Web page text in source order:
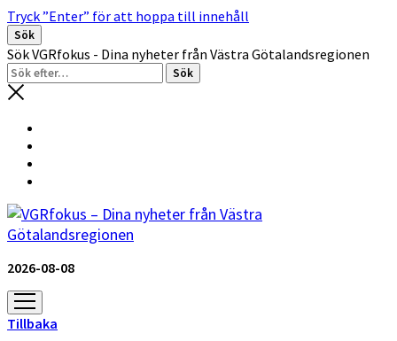
Tryck ”Enter” för att hoppa till innehåll
Sök
Sök VGRfokus - Dina nyheter från Västra Götalandsregionen
2026-08-08
öppna
meny
Tillbaka